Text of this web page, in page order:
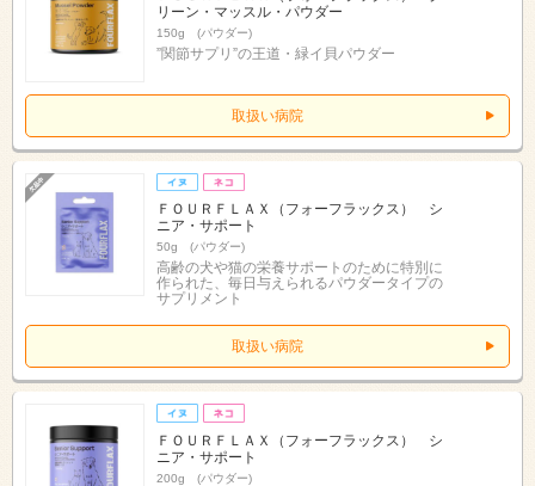
リーン・マッスル・パウダー
150g (パウダー)
”関節サプリ”の王道・緑イ貝パウダー
取扱い病院
ＦＯＵＲＦＬＡＸ（フォーフラックス） シ
ニア・サポート
50g (パウダー)
高齢の犬や猫の栄養サポートのために特別に
作られた、毎日与えられるパウダータイプの
サプリメント
取扱い病院
ＦＯＵＲＦＬＡＸ（フォーフラックス） シ
ニア・サポート
200g (パウダー)